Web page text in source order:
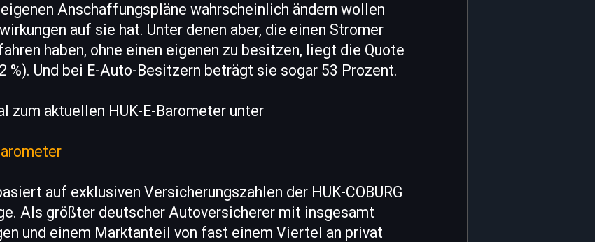
Anschaffungspläne wahrscheinlich ändern wollen
auf sie hat. Unter denen aber, die einen Stromer
haben, ohne einen eigenen zu besitzen, liegt die Quote
%). Und bei E-Auto-Besitzern beträgt sie sogar 53 Prozent.
zum aktuellen HUK-E-Barometer unter
auf exklusiven Versicherungszahlen der HUK-COBURG
Als größter deutscher Autoversicherer mit insgesamt
und einem Marktanteil von fast einem Viertel an privat